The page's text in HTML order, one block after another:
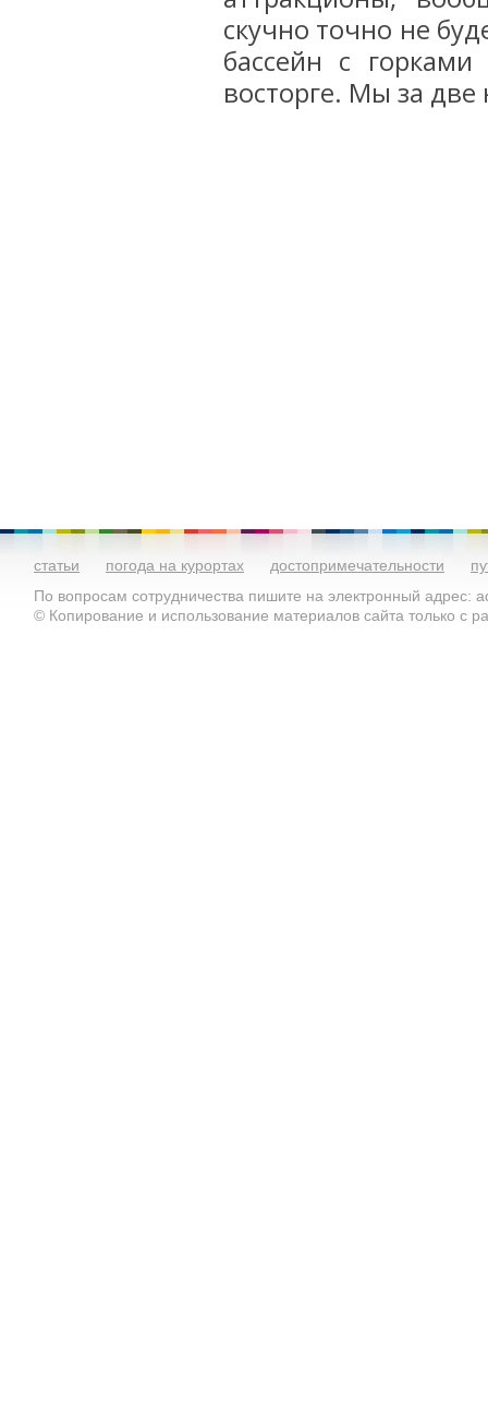
скучно точно не
бассейн с
восторге. Мы за
статьи погода на курортах достопримечательности
По вопросам сотрудничества пишите на электронный адрес:
© Копирование и использование материалов сайта только с